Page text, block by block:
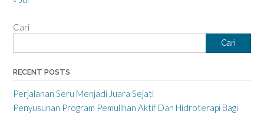
Cari
Cari
RECENT POSTS
Perjalanan Seru Menjadi Juara Sejati
Penyusunan Program Pemulihan Aktif Dan Hidroterapi Bagi